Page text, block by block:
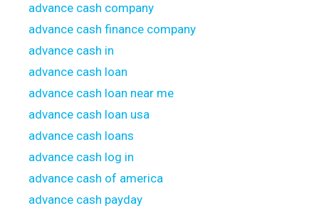
advance cash company
advance cash finance company
advance cash in
advance cash loan
advance cash loan near me
advance cash loan usa
advance cash loans
advance cash log in
advance cash of america
advance cash payday